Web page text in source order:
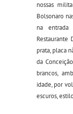
nossas
Bolsonaro
na entrada
Restaurante
prata, placa
da
brancos,
idade, por
escuros,